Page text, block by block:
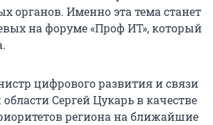
органов. Именно эта тема станет
на форуме «Проф ИТ», который
цифрового развития и связи
Сергей Цукарь в качестве
региона на ближайшие